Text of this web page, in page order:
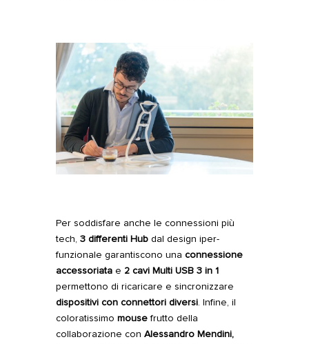
Per soddisfare anche le connessioni più
tech, 3 differenti Hubdal design iper-
funzionale garantiscono una connessione
accessoriatae 2 cavi Multi USB 3 in 1
permettono di ricaricare e sincronizzare
dispositivi con connettori diversi. Infine, il
coloratissimo mouse frutto della
collaborazione con Alessandro Mendini,